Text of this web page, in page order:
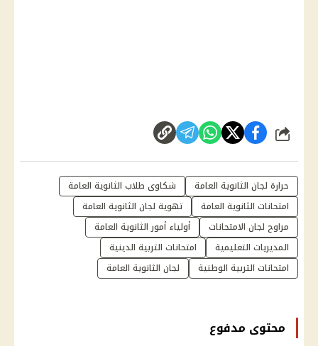
شارك
حرارة لجان الثانوية العامة
شكاوى طلاب الثانوية العامة
امتحانات الثانوية العامة
تهوية لجان الثانوية العامة
مراوح لجان الامتحانات
أولياء أمور الثانوية العامة
المديريات التعليمية
امتحانات التربية الدينية
امتحانات التربية الوطنية
لجان الثانوية العامة
محتوى مدفوع